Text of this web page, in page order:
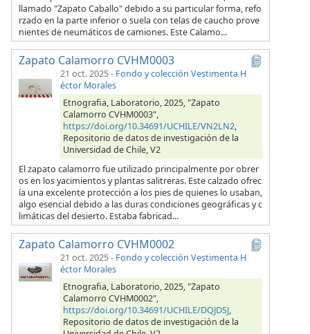
llamado "Zapato Caballo" debido a su particular forma, refo
rzado en la parte inferior o suela con telas de caucho prove
nientes de neumáticos de camiones. Este Calamo...
Zapato Calamorro CVHM0003
21 oct. 2025- Fondo y colección Vestimenta H
éctor Morales
Etnografia, Laboratorio, 2025, "Zapato
Calamorro CVHM0003",
https://doi.org/10.34691/UCHILE/VN2LN2,
Repositorio de datos de investigación de la
Universidad de Chile, V2
El zapato calamorro fue utilizado principalmente por obrer
os en los yacimientos y plantas salitreras. Este calzado ofrec
ía una excelente protección a los pies de quienes lo usaban,
algo esencial debido a las duras condiciones geográficas y c
limáticas del desierto. Estaba fabricad...
Zapato Calamorro CVHM0002
21 oct. 2025- Fondo y colección Vestimenta H
éctor Morales
Etnografia, Laboratorio, 2025, "Zapato
Calamorro CVHM0002",
https://doi.org/10.34691/UCHILE/DQJDSJ,
Repositorio de datos de investigación de la